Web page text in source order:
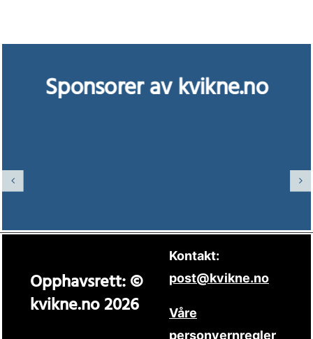
Sponsorer av kvikne.no
Opphavsrett: ©
kvikne.no 2026
Kontakt:
post@kvikne.no
Våre
personvernregler